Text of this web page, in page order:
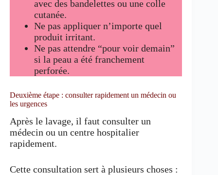
avec des bandelettes ou une colle
cutanée.
Ne pas appliquer n’importe quel
produit irritant.
Ne pas attendre “pour voir demain”
si la peau a été franchement
perforée.
Deuxième étape : consulter rapidement un médecin ou
les urgences
Après le lavage, il faut consulter un
médecin ou un centre hospitalier
rapidement.
Cette consultation sert à plusieurs choses :